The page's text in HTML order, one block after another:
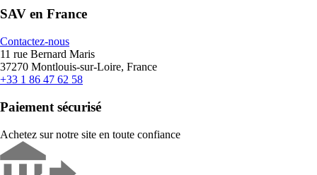
SAV en France
Contactez-nous
11 rue Bernard Maris
37270 Montlouis-sur-Loire, France
+33 1 86 47 62 58
Paiement sécurisé
Achetez sur notre site en toute confiance